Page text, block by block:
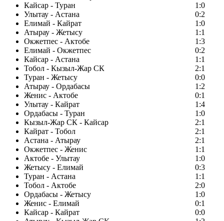
Кайсар - Туран
1:0
Улытау - Астана
0:2
Елимай - Кайрат
1:0
Атырау - Жетысу
1:1
Окжетпес - Актобе
1:3
Елимай - Окжетпес
0:2
Кайсар - Астана
1:1
Тобол - Кызыл-Жар СК
2:1
Туран - Жетысу
0:0
Атырау - Ордабасы
1:2
Женис - Актобе
0:1
Улытау - Кайрат
1:4
Ордабасы - Туран
1:0
Кызыл-Жар СК - Кайсар
2:1
Кайрат - Тобол
2:1
Астана - Атырау
2:1
Окжетпес - Женис
1:1
Актобе - Улытау
1:0
Жетысу - Елимай
0:3
Туран - Астана
1:1
Тобол - Актобе
2:0
Ордабасы - Жетысу
1:0
Женис - Елимай
0:1
Кайсар - Кайрат
0:0